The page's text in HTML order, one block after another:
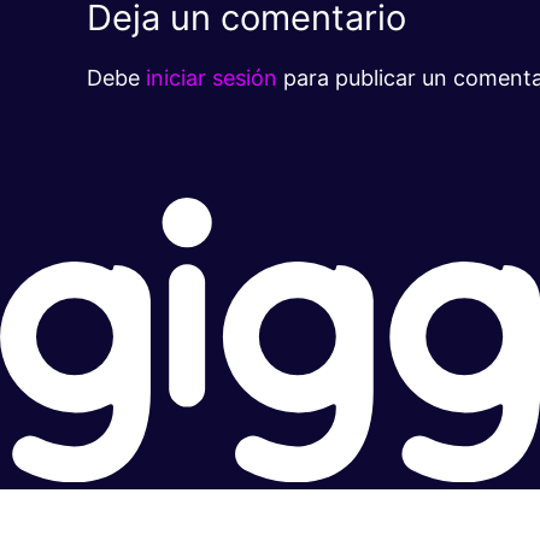
Deja un comentario
Debe iniciar sesión para publicar un